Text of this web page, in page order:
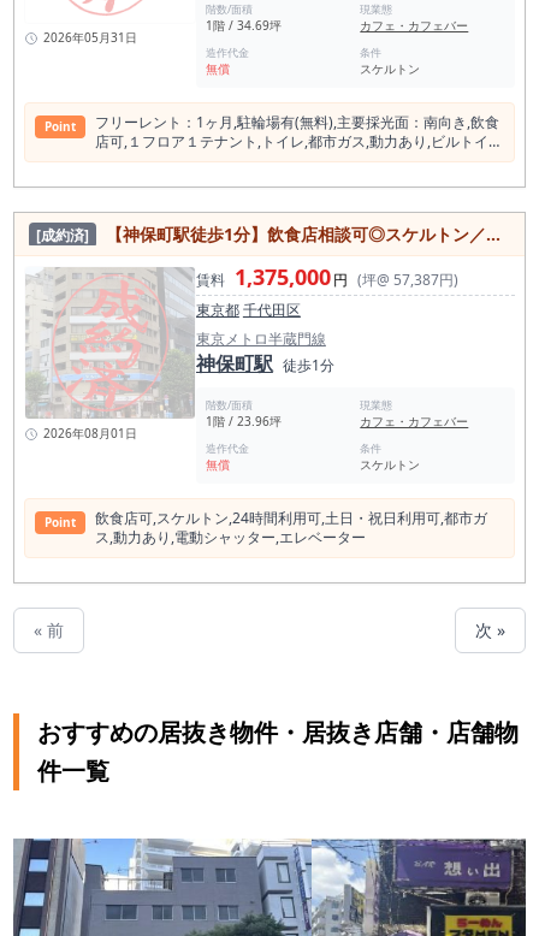
2026年05月31日
階数/面積
1階 / 34.69坪
現業態
カフェ・カフェバー
造作代金
無償
条件
スケルトン
Point
フリーレント：1ヶ⽉,駐輪場有(無料),主要採光⾯：南向き,飲⾷
店可,１フロア１テナント,トイレ,都市ガス,動⼒あり,ビルトイン
エアコン,電動シャッター,⽕災警報器（報知機）
[成約済] 【神保町駅徒歩1分】飲食店相談可◎スケルトン／24時間利用可・複数路線利用可能【千代田区】
2026年08月01日
賃料 1,375,000円 (坪@ 57,387円)
東京都千代田区
東京メトロ半蔵門線
神保町駅 徒歩1分
階数/面積
1階 / 23.96坪
現業態
カフェ・カフェバー
造作代金
無償
条件
スケルトン
Point
飲⾷店可,スケルトン,24時間利⽤可,⼟⽇・祝⽇利⽤可,都市ガ
ス,動⼒あり,電動シャッター,エレベーター
« 前 次 »
おすすめの居抜き物件・居抜き店舗・店舗物
件一覧